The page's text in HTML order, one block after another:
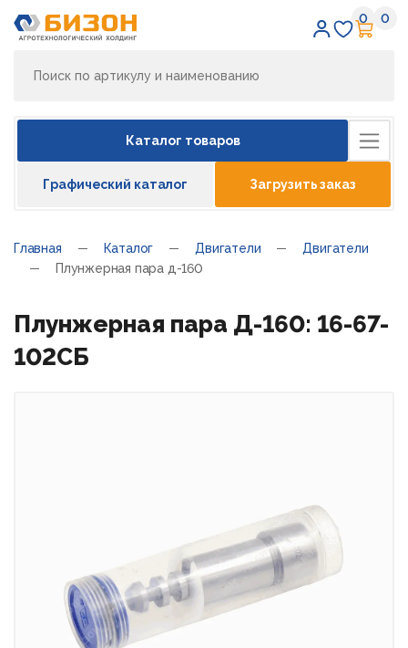
0 0
Каталог товаров
Графический каталог Загрузить заказ
Главная Каталог Двигатели
Двигатели
Плунжерная пара д-160
Плунжерная пара Д-160: 16-67-
102СБ